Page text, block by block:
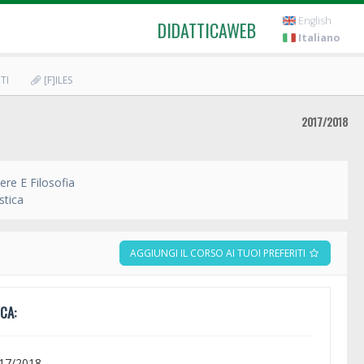
DIDATTICAWEB
English
Italiano
[F]ILES
2017/2018
E Filosofia
AGGIUNGI IL CORSO AI TUOI PREFERITI